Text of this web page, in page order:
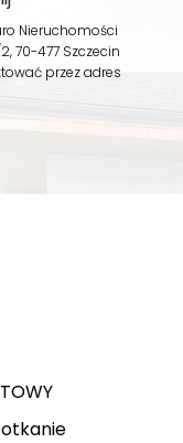
Nieruchomości
70-477 Szczecin
przez adres